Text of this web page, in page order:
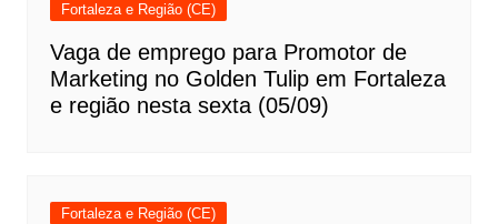
Fortaleza e Região (CE)
Vaga de emprego para Promotor de
Marketing no Golden Tulip em Fortaleza
e região nesta sexta (05/09)
Fortaleza e Região (CE)